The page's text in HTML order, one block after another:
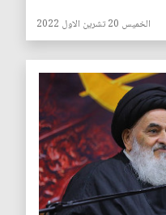
الخميس 20 تشرين الاول 2022